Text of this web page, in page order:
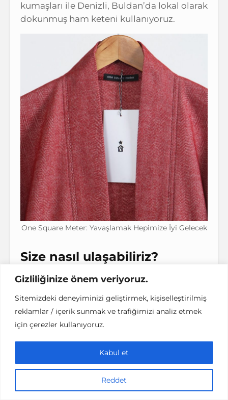
Gizliliğinize önem veriyoruz.
Sitemizdeki deneyiminizi geliştirmek, kişiselleştirilmiş
reklamlar / içerik sunmak ve trafiğimizi analiz etmek
için çerezler kullanıyoruz.
Reddet
Kabul et
kumaşları ile Denizli, Buldan’da lokal olarak
dokunmuş ham keteni kullanıyoruz.
One Square Meter: Yavaşlamak Hepimize İyi Gelecek
Size nasıl ulaşabiliriz?
Z & Ç:Ürünlerimizi onesquaremeter.co’dan
inceleyebilir; bizi daha yakından tanımak
için
instagram.com/onesquaremeterco’dan
çantalarımızdan bir seçki var.
Bozcaada’daki BİT kıyafetlerden güzel ve